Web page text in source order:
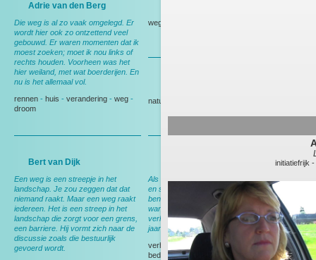
initiatiefrijk -
Adrie van den Berg
Die weg is al zo vaak omgelegd. Er
wordt hier ook zo ontzettend veel
gebouwd. Er waren momenten dat ik
moest zoeken; moet ik nou links of
rechts houden. Voorheen was het
hier weiland, met wat boerderijen. En
nu is het allemaal vol.
rennen - huis - verandering - weg -
droom
weg
natuur
Bert van Dijk
Een weg is een streepje in het
landschap. Je zou zeggen dat dat
niemand raakt. Maar een weg raakt
iedereen. Het is een streep in het
landschap die zorgt voor een grens,
een barriere. Hij vormt zich naar de
discussie zoals die bestuurlijk
gevoerd wordt.
Als ik hier rij denk ik aan ruimte, rust
en schapen. En aan thuis, want dan
ben ik op weg naar huis. Nog wel,
want over een maand ga ik
verhuizen, dan heb ik deze weg 15
jaar gereden.
verhuizen
Berkel en Rodenrijs-
bedrijf-tuin